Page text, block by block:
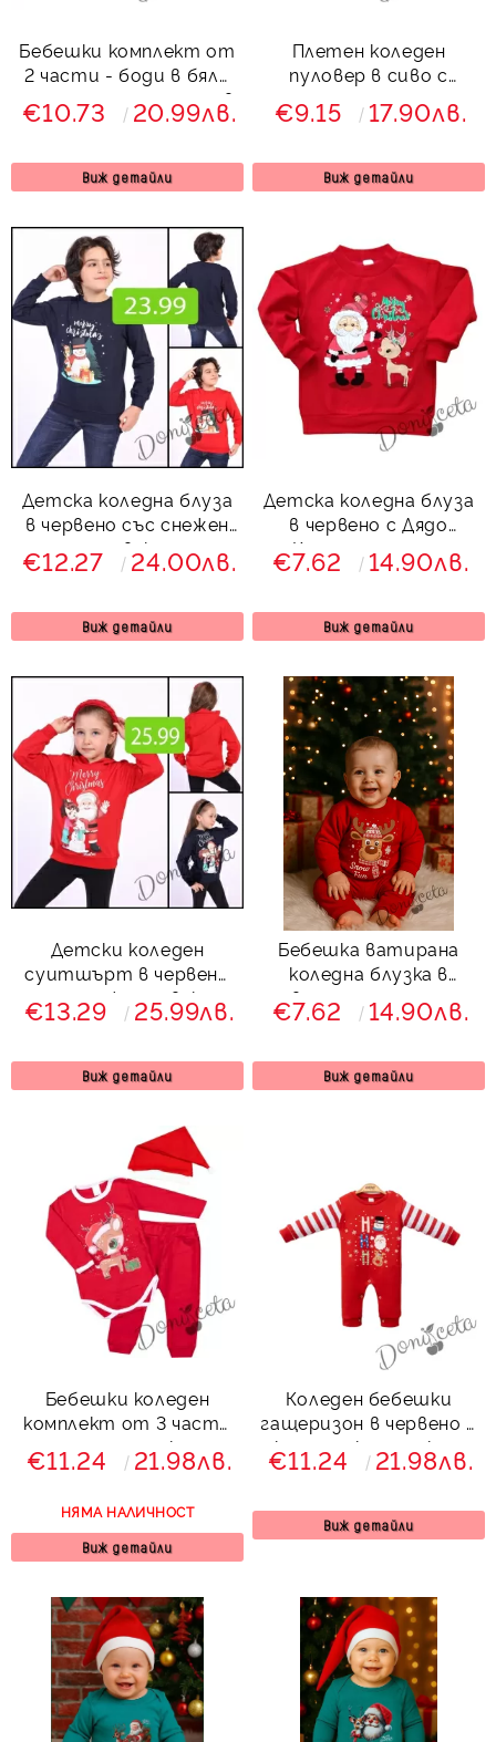
Бебешки комплект от
2 части - боди в бяло
с надпис и панталон в
червено на звези
€10.73 20.99лв.
Виж детайли
Плетен коледен
пуловер в сиво с
еленче
€9.15 17.90лв.
Виж детайли
Детска коледна блуза
в червено със снежен
човек
€12.27 24.00лв.
Виж детайли
Детска коледна блуза
в червено с Дядо
Коледа и еленче
€7.62 14.90лв.
Виж детайли
Детски коледен
суитшърт в червено
със снежен човек и
Дядо Коледа
€13.29 25.99лв.
Виж детайли
Бебешка ватирана
коледна блузка в
червено с еленче с шал
€7.62 14.90лв.
Виж детайли
Бебешки коледен
комплект от 3 части
със сърничка
€11.24 21.98лв.
НЯМА НАЛИЧНОСТ
Виж детайли
Коледен бебешки
гащеризон в червено с
коледна картинка с
дълъг ръкав на бели и
€11.24 21.98лв.
Виж детайли